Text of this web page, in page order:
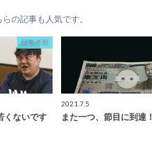
らの記事も人気です。
日常考察
くないです
2021.7.5
また一つ、節目に到達！